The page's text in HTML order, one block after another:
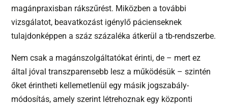
magánpraxisban rákszűrést. Miközben a további
vizsgálatot, beavatkozást igénylő pácienseknek
tulajdonképpen a száz százaléka átkerül a tb-rendszerbe.
Nem csak a magánszolgáltatókat érinti, de – mert ez
által jóval transzparensebb lesz a működésük – szintén
őket érintheti kellemetlenül egy másik jogszabály-
módosítás, amely szerint létrehoznak egy központi